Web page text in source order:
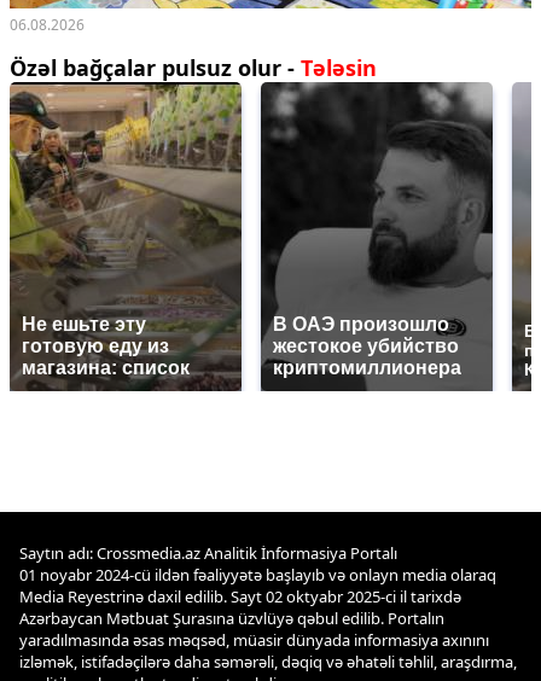
06.08.2026
Özəl bağçalar pulsuz olur - Tələsin
Не ешьте эту
готовую еду из
магазина: список
В ОАЭ произошло
жестокое убийство
криптомиллионера
Saytın adı: Crossmedia.az Analitik İnformasiya Portalı
01 noyabr 2024-cü ildən fəaliyyətə başlayıb və onlayn media olaraq
Media Reyestrinə daxil edilib. Sayt 02 oktyabr 2025-ci il tarixdə
Azərbaycan Mətbuat Şurasına üzvlüyə qəbul edilib. Portalın
yaradılmasında əsas məqsəd, müasir dünyada informasiya axınını
izləmək, istifadəçilərə daha səmərəli, dəqiq və əhatəli təhlil, araşdırma,